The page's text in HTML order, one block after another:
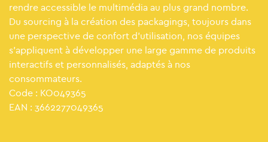
rendre accessible le multimédia au plus grand nombre.
Du sourcing à la création des packagings, toujours dans
une perspective de confort d’utilisation, nos équipes
s’appliquent à développer une large gamme de produits
interactifs et personnalisés, adaptés à nos
consommateurs.
Code : KO049365
EAN : 3662277049365